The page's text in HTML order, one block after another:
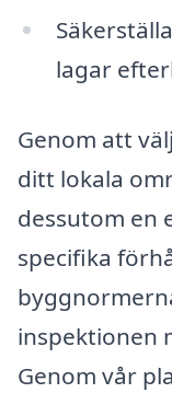
lagar
Genom att
ditt lokala
dessutom en
specifika
inspektionen
Genom vår